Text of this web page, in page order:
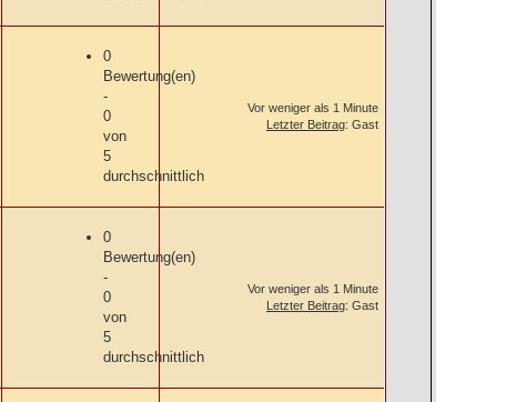
0
Bewertung(en)
-
0
von
5
durchschnittlich
Vor weniger als 1 Minute
Letzter Beitrag: Gast
0
Bewertung(en)
-
0
von
5
durchschnittlich
Vor weniger als 1 Minute
Letzter Beitrag: Gast